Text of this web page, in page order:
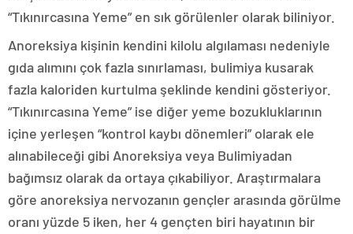
“Tıkınırcasına Yeme” en sık görülenler olarak biliniyor.
Anoreksiya kişinin kendini kilolu algılaması nedeniyle
gıda alımını çok fazla sınırlaması, bulimiya kusarak
fazla kaloriden kurtulma şeklinde kendini gösteriyor.
“Tıkınırcasına Yeme” ise diğer yeme bozukluklarının
içine yerleşen “kontrol kaybı dönemleri” olarak ele
alınabileceği gibi Anoreksiya veya Bulimiyadan
bağımsız olarak da ortaya çıkabiliyor. Araştırmalara
göre anoreksiya nervozanın gençler arasında görülme
oranı yüzde 5 iken, her 4 gençten biri hayatının bir